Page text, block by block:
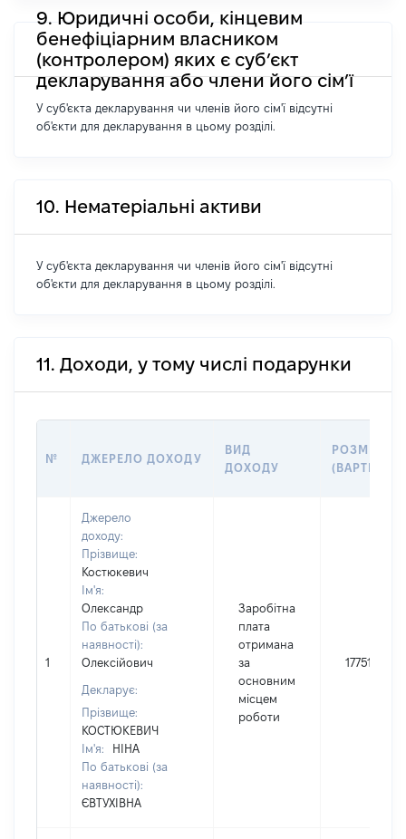
9. Юридичні особи, кінцевим
бенефіціарним власником
(контролером) яких є суб’єкт
декларування або члени його сім’ї
У суб'єкта декларування чи членів його сім'ї відсутні
об'єкти для декларування в цьому розділі.
10. Нематеріальні активи
У суб'єкта декларування чи членів його сім'ї відсутні
об'єкти для декларування в цьому розділі.
11. Доходи, у тому числі подарунки
№ ДЖЕРЕЛО ДОХОДУ
ВИД
ДОХОДУ
РОЗМІР
(ВАРТІСТЬ)
1
Джерело
доходу:
Прізвище:
Костюкевич
Ім'я:
Олександр
По батькові (за
наявності):
Олексійович
Декларує:
Прізвище:
КОСТЮКЕВИЧ
Ім'я:
НІНА
По батькові (за
наявності):
ЄВТУХІВНА
Заробітна
плата
отримана
за
основним
місцем
роботи
17751